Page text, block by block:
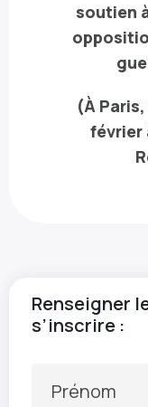
soutien
(À
février
Renseigner
s’inscrire :
Prénom